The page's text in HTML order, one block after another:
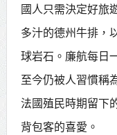
導信 嚴防境
齊維繫公平
國人只需決定好旅
多汁的德州牛排，
球岩石。廉航每日
至今仍被人習慣稱
法國殖民時期留下
背包客的喜愛。